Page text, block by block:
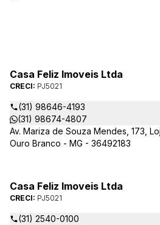
Casa Feliz Imoveis Ltda
CRECI: PJ5021
(31) 98646-4193
(31) 98674-4807
Av. Mariza de Souza Mendes, 173,
Ouro Branco - MG - 36492183
Casa Feliz Imoveis Ltda
CRECI: PJ5021
(31) 2540-0100